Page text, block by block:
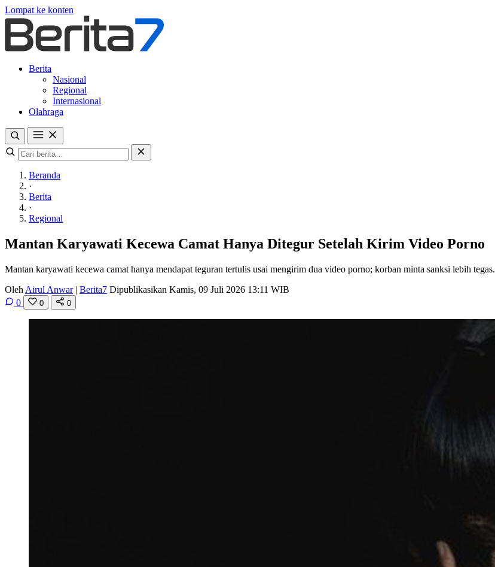
Lompat ke konten
Berita
Nasional
Regional
Internasional
Olahraga
Beranda
·
Berita
·
Regional
Mantan Karyawati Kecewa Camat Hanya Ditegur Setelah Kirim Video Porno
Mantan karyawati kecewa camat hanya mendapat teguran tertulis usai mengirim dua video porno; korban minta sanksi lebih tegas.
Oleh Airul Anwar | Berita7 Dipublikasikan Kamis, 09 Juli 2026 13:11 WIB
0
0 0